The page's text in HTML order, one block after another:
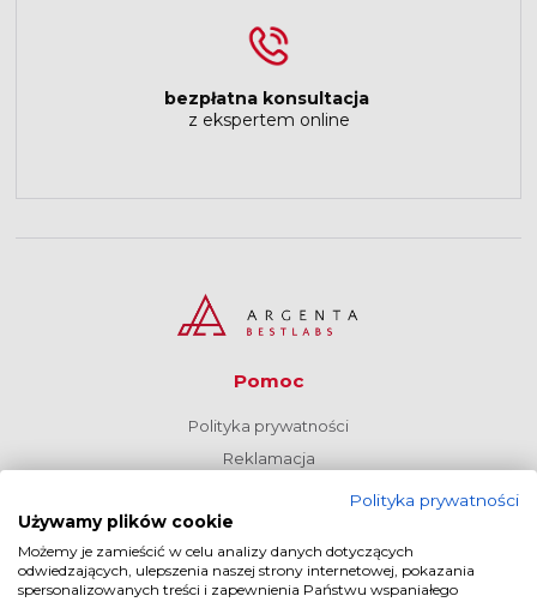
bezpłatna konsultacja
z ekspertem online
Pomoc
Polityka prywatności
Reklamacja
Kontakt i dane firmy
Polityka prywatności
Używamy plików cookie
Możemy je zamieścić w celu analizy danych dotyczących
odwiedzających, ulepszenia naszej strony internetowej, pokazania
spersonalizowanych treści i zapewnienia Państwu wspaniałego